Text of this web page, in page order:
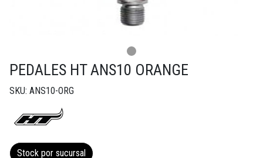
PEDALES HT ANS10 ORANGE
SKU: ANS10-ORG
Stock por sucursal